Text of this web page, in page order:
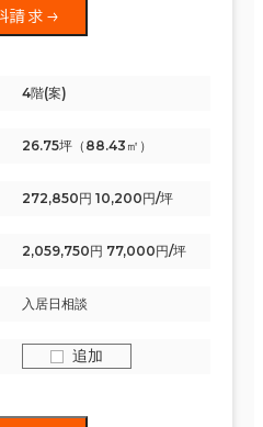
請求
4階(案)
26.75坪（88.43㎡）
272,850円 10,200円/坪
2,059,750円 77,000円/坪
入居日相談
追加